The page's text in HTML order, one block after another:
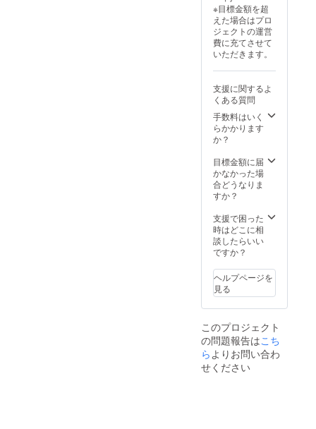
※目標金額を超
えた場合はプロ
ジェクトの運営
費に充てさせて
いただきます。
支援に関するよ
くある質問
手数料はいく
らかかります
か？
目標金額に届
かなかった場
合どうなりま
すか？
支援で困った
時はどこに相
談したらいい
ですか？
ヘルプページを
見る
このプロジェクト
の問題報告はこち
らよりお問い合わ
せください